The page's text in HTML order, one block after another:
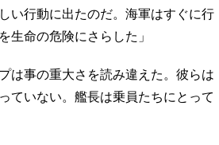
い行動に出たのだ。海軍はすぐに行
生命の危険にさらした」
は事の重大さを読み違えた。彼らは
ていない。艦長は乗員たちにとって